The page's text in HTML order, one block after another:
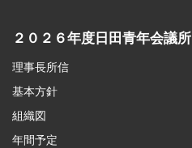
２０２６年度日田青年会議所
理事長所信
基本方針
組織図
年間予定